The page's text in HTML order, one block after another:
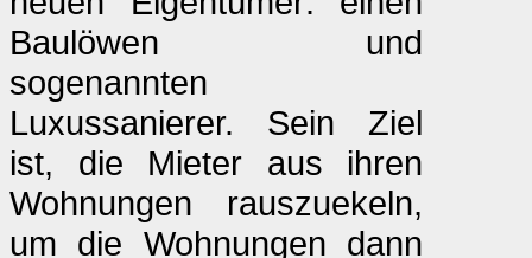
Baulöwen und
sogenannten
Luxussanierer. Sein Ziel
ist, die Mieter aus ihren
Wohnungen rauszuekeln,
um die Wohnungen dann